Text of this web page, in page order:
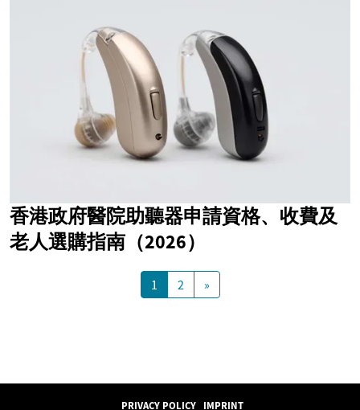
香港政府醫院助聽器申請資格、收費及
老人選購指南（2026）
1 2 »
PRIVACY POLICY IMPRINT